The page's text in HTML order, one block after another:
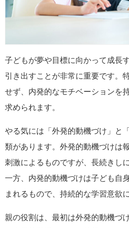
子どもが夢や目標に向かって成長
引き出すことが非常に重要です。
せず、内発的なモチベーションを
求められます。
やる気には「外発的動機づけ」と
類があります。外発的動機づけは
刺激によるものですが、長続きし
一方、内発的動機づけは子ども自
まれるもので、持続的な学習意欲
親の役割は、最初は外発的動機づ